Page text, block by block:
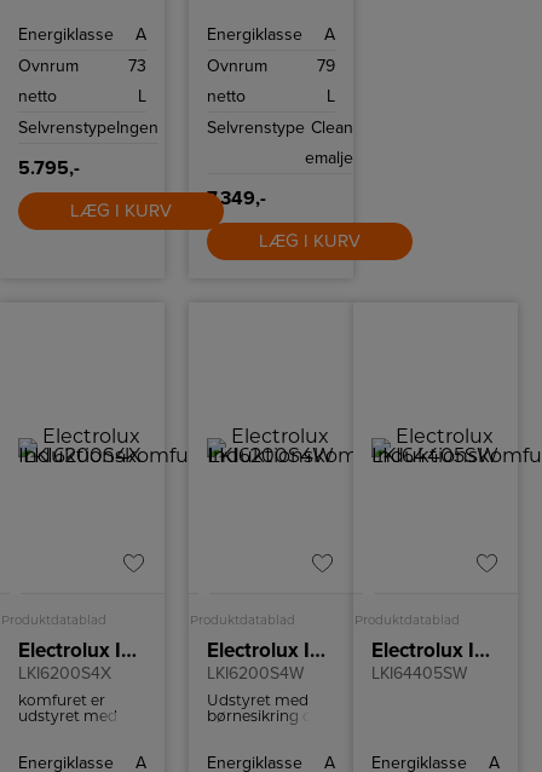
ovnrum med
og fire
kogezoner.
Energiklasse
A
Ovnrum
netto
73
L
SelvrenstypeIngen
5.795,-
LÆG I KURV
Energiklasse
A
Ovnrum
netto
79
L
Selvrenstype Clean
emalje
7.349,-
LÆG I KURV
Produktdatablad
Electrolux Induktionskomfur
LKI6200S4X
komfuret er
udstyret med
der mindsker
Energiklasse
A
Produktdatablad
Electrolux Induktionskomfur
LKI6200S4W
Udstyret med
børnesikring og
risikoen for
Energiklasse
A
Produktdatablad
Electrolux Induktionskomfur
LKI64405SW
Energiklasse
A